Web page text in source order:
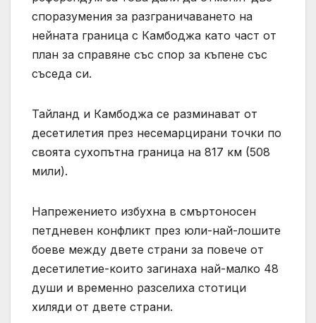
споразумения за разграничаването на
нейната граница с Камбоджа като част от
план за справяне със спор за къпене със
съседа си.
Тайланд и Камбоджа се разминават от
десетилетия през несемарцирани точки по
своята сухопътна граница на 817 км (508
мили).
Напрежението избухна в смъртоносен
петдневен конфликт през юли-най-лошите
боеве между двете страни за повече от
десетилетие-които загинаха най-малко 48
души и временно разселиха стотици
хиляди от двете страни.